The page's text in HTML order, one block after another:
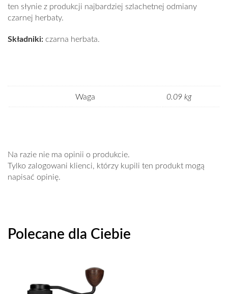
ten słynie z produkcji najbardziej szlachetnej odmiany
czarnej herbaty.
Składniki: czarna herbata.
Waga 0.09 kg
Na razie nie ma opinii o produkcie.
Tylko zalogowani klienci, którzy kupili ten produkt mogą
napisać opinię.
Polecane dla Ciebie